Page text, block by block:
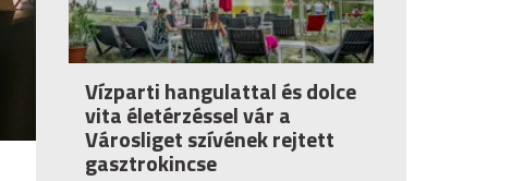
Vízparti hangulattal és dolce
vita életérzéssel vár a
Városliget szívének rejtett
gasztrokincse